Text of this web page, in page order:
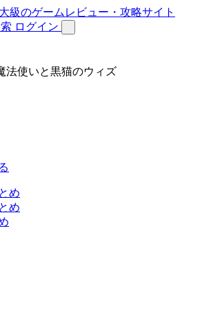
ログイン
法使いと黒猫のウィズ
め
め